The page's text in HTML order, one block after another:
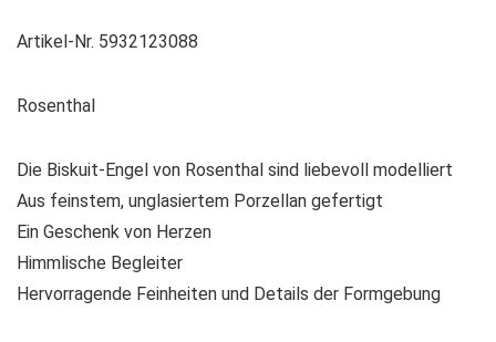
Artikel-Nr. 5932123088
Rosenthal
Die Biskuit-Engel von Rosenthal sind liebevoll modelliert
Aus feinstem, unglasiertem Porzellan gefertigt
Ein Geschenk von Herzen
Himmlische Begleiter
Hervorragende Feinheiten und Details der Formgebung